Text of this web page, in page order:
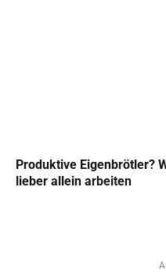
Produktive Eigenbrötler?
lieber allein arbeiten